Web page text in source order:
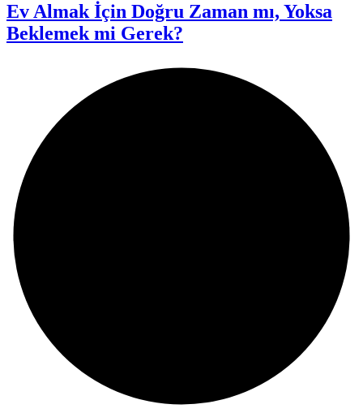
Ev Almak İçin Doğru Zaman mı, Yoksa
Beklemek mi Gerek?